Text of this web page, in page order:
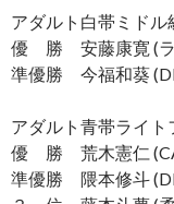
アダルト白帯ミドル
優 勝 安藤康寛 (
準優勝 今福和葵
アダルト青帯ライト
優 勝 荒木憲仁
準優勝 隈本修斗